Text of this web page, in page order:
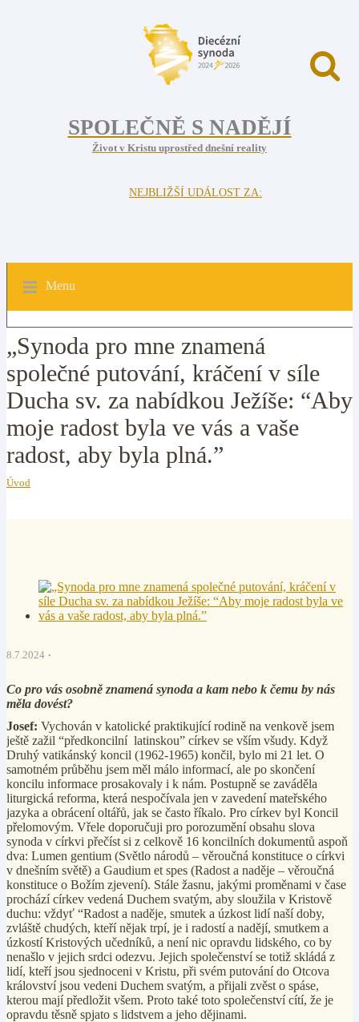
SPOLEČNĚ S NADĚJÍ
Život v Kristu uprostřed dnešní reality
NEJBLIŽŠÍ UDÁLOST ZA:
Menu
„Synoda pro mne znamená
společné putování, kráčení v síle
Ducha sv. za nabídkou Ježíše: “Aby
moje radost byla ve vás a vaše
radost, aby byla plná.”
Úvod
8.7.2024
Co pro vás osobně znamená synoda a kam nebo k čemu by nás
měla dovést?
Josef: Vychován v katolické praktikující rodině na venkově jsem
ještě zažil “předkoncilní latinskou” církev se vším všudy. Když
Druhý vatikánský koncil (1962-1965) končil, bylo mi 21 let. O
samotném průběhu jsem měl málo informací, ale po skončení
koncilu informace prosakovaly i k nám. Postupně se zaváděla
liturgická reforma, která nespočívala jen v zavedení mateřského
jazyka a obrácení oltářů, jak se často říkalo. Pro církev byl Koncil
přelomovým. Vřele doporučuji pro porozumění obsahu slova
synoda v církvi přečíst si z celkově 16 koncilních dokumentů aspoň
dva: Lumen gentium (Světlo národů – věroučná konstituce o církvi
v dnešním světě) a Gaudium et spes (Radost a naděje – věroučná
konstituce o Božím zjevení). Stále žasnu, jakými proměnami v čase
prochází církev vedená Duchem svatým, aby sloužila v Kristově
duchu: vždyť “Radost a naděje, smutek a úzkost lidí naší doby,
zvláště chudých, kteří nějak trpí, je i radostí a nadějí, smutkem a
úzkostí Kristových učedníků, a není nic opravdu lidského, co by
nenašlo v jejich srdci odezvu. Jejich společenství se totiž skládá z
lidí, kteří jsou sjednoceni v Kristu, při svém putování do Otcova
království jsou vedeni Duchem svatým, a přijali zvěst o spáse,
kterou mají předložit všem. Proto také toto společenství cítí, že je
opravdu těsně spjato s lidstvem a jeho dějinami.